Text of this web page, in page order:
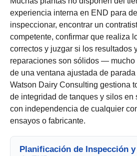
experiencia interna en END para
inspeccionar, encontrar un
competente, confirmar que realiza
correctos y juzgar si los resultados
reparaciones son sólidos — mucho
de una ventana ajustada de parada
Watson Dairy Consulting gestiona
de integridad de tanques y silos en
con independencia de cualquier
ensayos o fabricante.
Planificación de Inspección y